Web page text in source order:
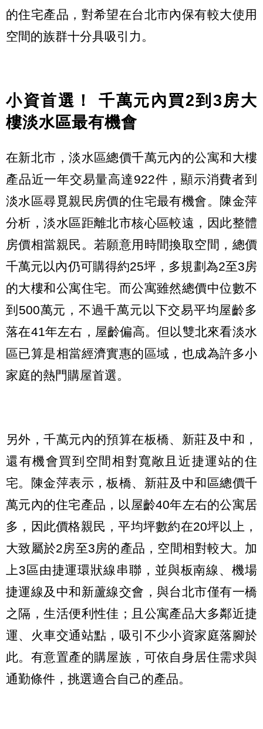
的住宅產品，對希望在台北市內保有較大使用
空間的族群十分具吸引力。
小資首選！ 千萬元內買2到3房大
樓淡水區最有機會
在新北市，淡水區總價千萬元內的公寓和大樓
產品近一年交易量高達922件，顯示消費者到
淡水區尋覓親民房價的住宅最有機會。陳金萍
分析，淡水區距離北市核心區較遠，因此整體
房價相當親民。若願意用時間換取空間，總價
千萬元以內仍可購得約25坪，多規劃為2至3房
的大樓和公寓住宅。而公寓雖然總價中位數不
到500萬元，不過千萬元以下交易平均屋齡多
落在41年左右，屋齡偏高。但以雙北來看淡水
區已算是相當經濟實惠的區域，也成為許多小
家庭的熱門購屋首選。
另外，千萬元內的預算在板橋、新莊及中和，
還有機會買到空間相對寬敞且近捷運站的住
宅。陳金萍表示，板橋、新莊及中和區總價千
萬元內的住宅產品，以屋齡40年左右的公寓居
多，因此價格親民，平均坪數約在20坪以上，
大致屬於2房至3房的產品，空間相對較大。加
上3區由捷運環狀線串聯，並與板南線、機場
捷運線及中和新蘆線交會，與台北市僅有一橋
之隔，生活便利性佳；且公寓產品大多鄰近捷
運、火車交通站點，吸引不少小資家庭落腳於
此。有意置產的購屋族，可依自身居住需求與
通勤條件，挑選適合自己的產品。